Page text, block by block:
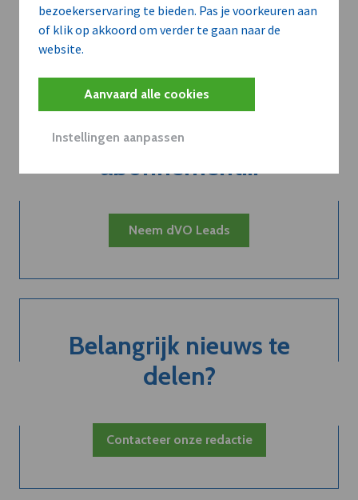
bezoekerservaring te bieden. Pas je voorkeuren aan
of klik op akkoord om verder te gaan naar de
website.
Aanvaard alle cookies
Instellingen aanpassen
Kort de voordelen
van een
abonnement...
Neem dVO Leads
Belangrijk nieuws te
delen?
Contacteer onze redactie